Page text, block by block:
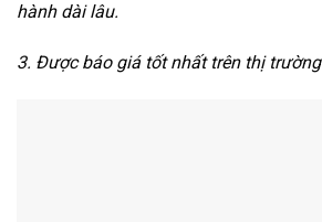
hành dài lâu.
3. Được báo giá tốt nhất trên thị trường